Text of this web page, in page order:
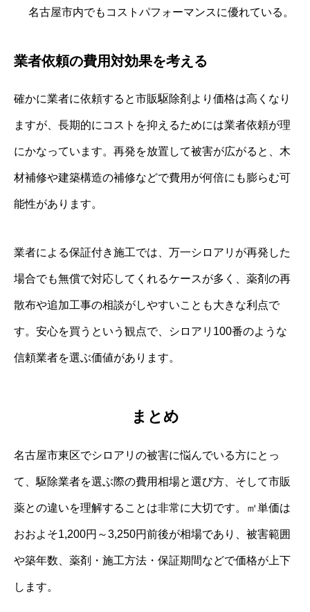
名古屋市内でもコストパフォーマンスに優れている。
業者依頼の費用対効果を考える
確かに業者に依頼すると市販駆除剤より価格は高くなり
ますが、長期的にコストを抑えるためには業者依頼が理
にかなっています。再発を放置して被害が広がると、木
材補修や建築構造の補修などで費用が何倍にも膨らむ可
能性があります。
業者による保証付き施工では、万一シロアリが再発した
場合でも無償で対応してくれるケースが多く、薬剤の再
散布や追加工事の相談がしやすいことも大きな利点で
す。安心を買うという観点で、シロアリ100番のような
信頼業者を選ぶ価値があります。
まとめ
名古屋市東区でシロアリの被害に悩んでいる方にとっ
て、駆除業者を選ぶ際の費用相場と選び方、そして市販
薬との違いを理解することは非常に大切です。㎡単価は
おおよそ1,200円～3,250円前後が相場であり、被害範囲
や築年数、薬剤・施工方法・保証期間などで価格が上下
します。